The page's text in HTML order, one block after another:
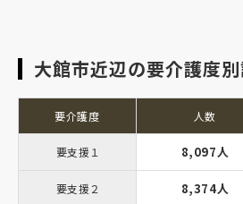
大館市近辺の要介護度
要介護度 人数
要支援１ 8,097人
要支援２ 8,374人